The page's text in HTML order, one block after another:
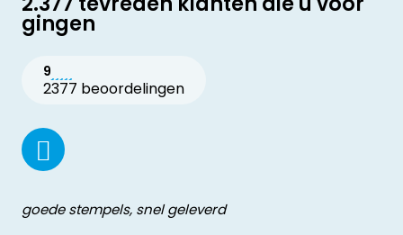
gingen
9
2377 beoordelingen
goede stempels, snel geleverd